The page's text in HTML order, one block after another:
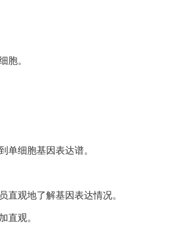
。
细胞基因表达谱。
观地了解基因表达情况。
观。